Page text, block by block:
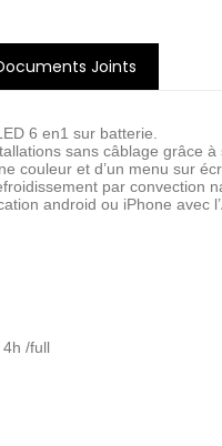
Joints
6 en1 sur batterie.
sans câblage grâce à
couleur et d’un menu sur
par convection
android ou iPhone avec
/full